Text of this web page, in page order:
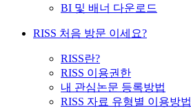
BI 및 배너 다운로드
RISS 처음 방문 이세요?
RISS란?
RISS 이용권한
내 관심논문 등록방법
RISS 자료 유형별 이용방법